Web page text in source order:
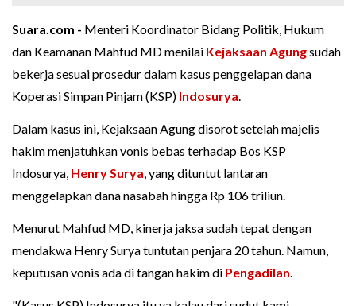
Suara.com - Menteri Koordinator Bidang Politik, Hukum
dan Keamanan Mahfud MD menilai Kejaksaan Agungsudah
bekerja sesuai prosedur dalam kasus penggelapan dana
Koperasi Simpan Pinjam (KSP) Indosurya.
Dalam kasus ini, Kejaksaan Agung disorot setelah majelis
hakim menjatuhkan vonis bebas terhadap Bos KSP
Indosurya, Henry Surya, yang dituntut lantaran
menggelapkan dana nasabah hingga Rp 106 triliun.
Menurut Mahfud MD, kinerja jaksa sudah tepat dengan
mendakwa Henry Surya tuntutan penjara 20 tahun. Namun,
keputusan vonis ada di tangan hakim di Pengadilan.